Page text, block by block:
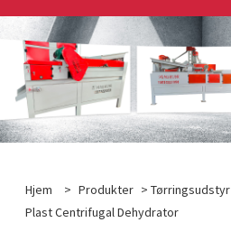
Hjem > Produkter >Tørringsudstyr
Plast Centrifugal Dehydrator